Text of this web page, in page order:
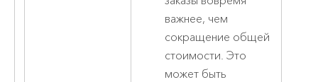
важнее, чем
сокращение общей
стоимости. Это
может быть